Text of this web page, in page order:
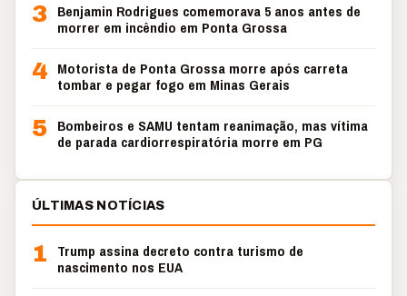
3 Benjamin Rodrigues comemorava 5 anos antes de
morrer em incêndio em Ponta Grossa
4 Motorista de Ponta Grossa morre após carreta
tombar e pegar fogo em Minas Gerais
5 Bombeiros e SAMU tentam reanimação, mas vítima
de parada cardiorrespiratória morre em PG
ÚLTIMAS NOTÍCIAS
1
Trump assina decreto contra turismo de
nascimento nos EUA